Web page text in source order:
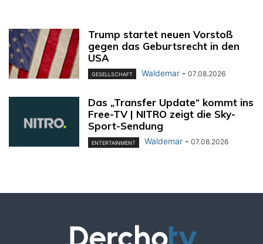
Trump startet neuen Vorstoß
gegen das Geburtsrecht in den
USA
GESELLSCHAFT Waldemar - 07.08.2026
Das „Transfer Update“ kommt ins
Free-TV | NITRO zeigt die Sky-
Sport-Sendung
ENTERTAINMENT Waldemar - 07.08.2026